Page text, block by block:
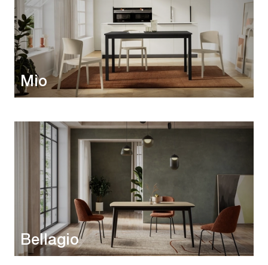
Mio
Bellagio